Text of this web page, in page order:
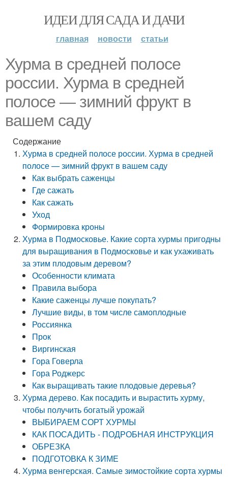
ИДЕИ ДЛЯ САДА И ДАЧИ
главная новости статьи
Хурма в средней полосе
россии. Хурма в средней
полосе — зимний фрукт в
вашем саду
Содержание
Хурма в средней полосе россии. Хурма в средней
полосе — зимний фрукт в вашем саду
Как выбрать саженцы
Где сажать
Как сажать
Уход
Формировка кроны
Хурма в Подмосковье. Какие сорта хурмы пригодны
для выращивания в Подмосковье и как ухаживать
за этим плодовым деревом?
Особенности климата
Правила выбора
Какие саженцы лучше покупать?
Лучшие виды, в том числе самоплодные
Россиянка
Прок
Виргинская
Гора Говерла
Гора Роджерс
Как выращивать такие плодовые деревья?
Хурма дерево. Как посадить и вырастить хурму,
чтобы получить богатый урожай
ВЫБИРАЕМ СОРТ ХУРМЫ
КАК ПОСАДИТЬ - ПОДРОБНАЯ ИНСТРУКЦИЯ
ОБРЕЗКА
ПОДГОТОВКА К ЗИМЕ
Хурма венгерская. Самые зимостойкие сорта хурмы